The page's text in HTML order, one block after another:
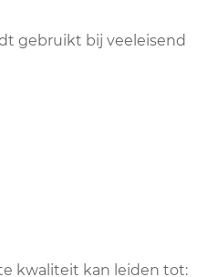
gebruikt bij veeleisend
kwaliteit kan leiden tot: